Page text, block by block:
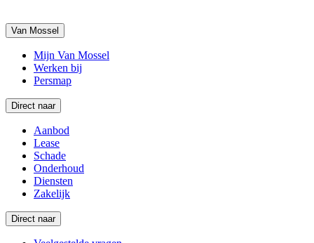
Van Mossel
Mijn Van Mossel
Werken bij
Persmap
Direct naar
Aanbod
Lease
Schade
Onderhoud
Diensten
Zakelijk
Direct naar